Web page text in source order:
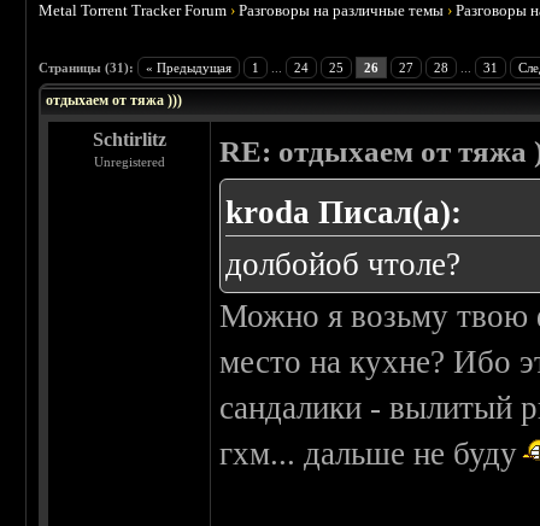
Metal Torrent Tracker Forum ›Разговоры на различные темы ›Разговоры
Страницы (31): « Предыдущая 1 24 25 26 27 28 31
отдыхаем от тяжа )))
Schtirlitz
Unregistered RE: отдыхаем от тяжа
kroda Писал(а):
долбойоб чтоле?
Можно я возьму твою
место на кухне? Ибо
сандалики - вылитый
гхм... дальше не буду